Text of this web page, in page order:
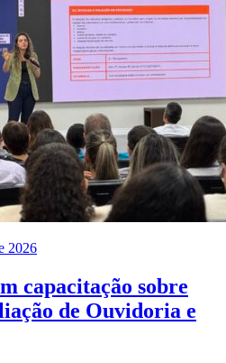
2026
capacitação sobre
de Ouvidoria e